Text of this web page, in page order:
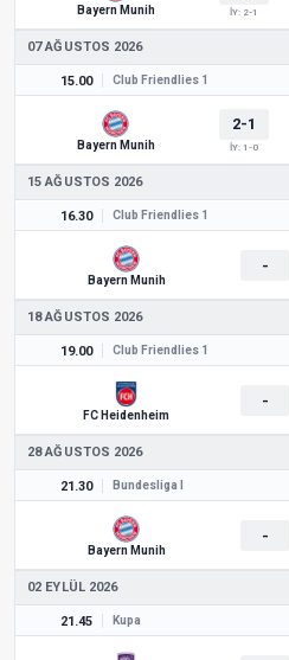
Bayern Munih İY: 2-1
07 AĞUSTOS 2026
15.00 Club Friendlies 1
Bayern Munih
2-1
İY: 1-0
15 AĞUSTOS 2026
16.30 Club Friendlies 1
Bayern Munih
-
18 AĞUSTOS 2026
19.00 Club Friendlies 1
FC Heidenheim
-
28 AĞUSTOS 2026
21.30 Bundesliga I
Bayern Munih
-
02 EYLÜL 2026
21.45 Kupa